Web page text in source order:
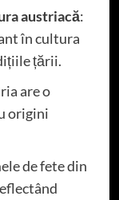
austriacă:
în cultura
țării.
are o
origini
de fete din